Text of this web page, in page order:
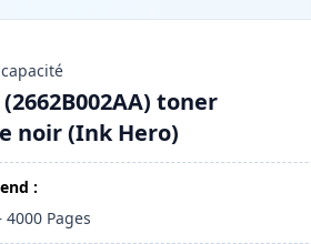
capacité
toner
noir (Ink Hero)
:
4000 Pages